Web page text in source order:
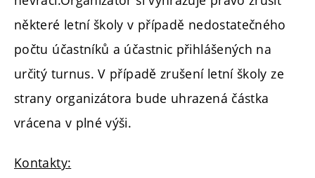
některé letní školy v případě nedostatečného
počtu účastníků a účastnic přihlášených na
určitý turnus. V případě zrušení letní školy ze
strany organizátora bude uhrazená částka
vrácena v plné výši.
Kontakty: